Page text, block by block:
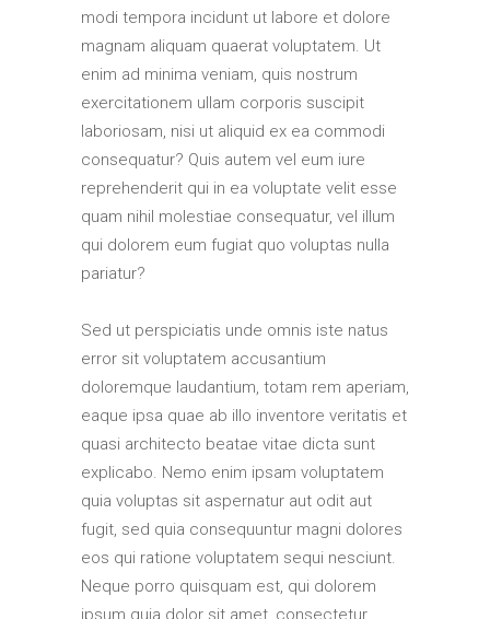
modi tempora incidunt ut labore et dolore
magnam aliquam quaerat voluptatem. Ut
enim ad minima veniam, quis nostrum
exercitationem ullam corporis suscipit
laboriosam, nisi ut aliquid ex ea commodi
consequatur? Quis autem vel eum iure
reprehenderit qui in ea voluptate velit esse
quam nihil molestiae consequatur, vel illum
qui dolorem eum fugiat quo voluptas nulla
pariatur?
Sed ut perspiciatis unde omnis iste natus
error sit voluptatem accusantium
doloremque laudantium, totam rem aperiam,
eaque ipsa quae ab illo inventore veritatis et
quasi architecto beatae vitae dicta sunt
explicabo. Nemo enim ipsam voluptatem
quia voluptas sit aspernatur aut odit aut
fugit, sed quia consequuntur magni dolores
eos qui ratione voluptatem sequi nesciunt.
Neque porro quisquam est, qui dolorem
ipsum quia dolor sit amet, consectetur,